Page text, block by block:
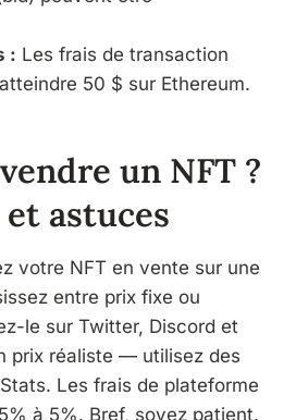
: Les frais de transaction
50 $ sur Ethereum.
un NFT ?
astuces
votre NFT en vente sur une
entre prix fixe ou
le sur Twitter, Discord et
prix réaliste — utilisez des
Les frais de plateforme
à 5%. Bref, soyez patient.